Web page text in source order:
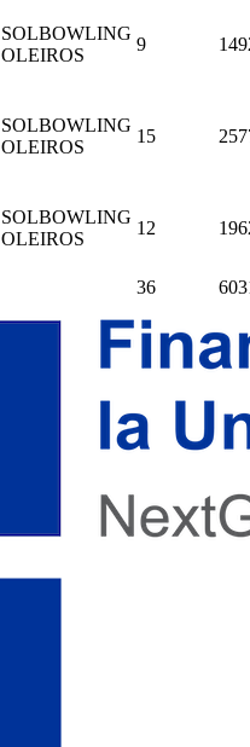
SOLBOWLING
OLEIROS
9
SOLBOWLING
OLEIROS
15
SOLBOWLING
OLEIROS
12
36